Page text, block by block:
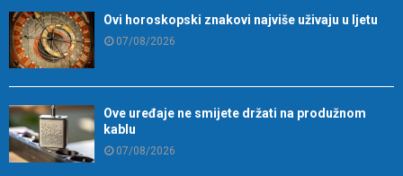
Ovi horoskopski znakovi najviše uživaju u ljetu
07/08/2026
Ove uređaje ne smijete držati na produžnom
kablu
07/08/2026